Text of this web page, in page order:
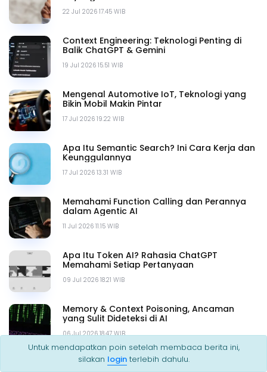
22 Jul 2026 17.45 WIB
19 Jul 2026 15.51 WIB
Context Engineering: Teknologi Penting di
Balik ChatGPT & Gemini
17 Jul 2026 19.22 WIB
Mengenal Automotive IoT, Teknologi yang
Bikin Mobil Makin Pintar
17 Jul 2026 13.31 WIB
Apa Itu Semantic Search? Ini Cara Kerja dan
Keunggulannya
11 Jul 2026 11.15 WIB
Memahami Function Calling dan Perannya
dalam Agentic AI
09 Jul 2026 18.21 WIB
Apa Itu Token AI? Rahasia ChatGPT
Memahami Setiap Pertanyaan
06 Jul 2026 18.47 WIB
Memory & Context Poisoning, Ancaman
yang Sulit Dideteksi di AI
Untuk mendapatkan poin setelah membaca berita ini,
silakan loginterlebih dahulu.